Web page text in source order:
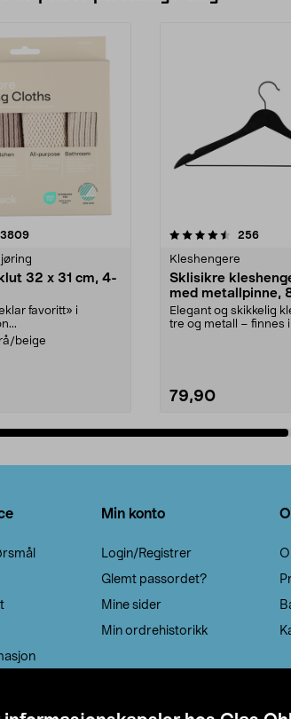
3809anmeldelser
32 x 31 cm, 4-
favoritt» i
beige
5 stjerner 256
Kleshengere
Sklisikre
med metallpinne,
Elegant og skikkelig
tre og metall – finnes
79,90
4.5av 5
Min konto
Login/Registrer
Glemt passordet?
Mine sider
Min ordrehistorikk